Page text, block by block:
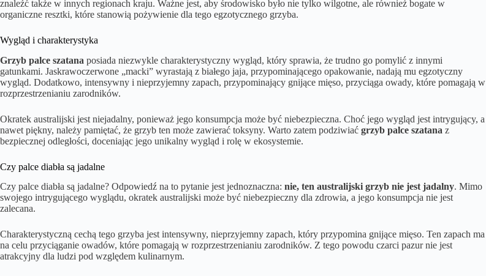
znaleźć także w innych regionach kraju. Ważne jest, aby środowisko było nie tylko wilgotne, ale również bogate w
organiczne resztki, które stanowią pożywienie dla tego egzotycznego grzyba.
Wygląd i charakterystyka
Grzyb palce szatana posiada niezwykle charakterystyczny wygląd, który sprawia, że trudno go pomylić z innymi
gatunkami. Jaskrawoczerwone „macki” wyrastają z białego jaja, przypominającego opakowanie, nadają mu egzotyczny
wygląd. Dodatkowo, intensywny i nieprzyjemny zapach, przypominający gnijące mięso, przyciąga owady, które pomagają w
rozprzestrzenianiu zarodników.
Okratek australijski jest niejadalny, ponieważ jego konsumpcja może być niebezpieczna. Choć jego wygląd jest intrygujący, a
nawet piękny, należy pamiętać, że grzyb ten może zawierać toksyny. Warto zatem podziwiać grzyb palce szatana z
bezpiecznej odległości, doceniając jego unikalny wygląd i rolę w ekosystemie.
Czy palce diabła są jadalne
Czy palce diabła są jadalne? Odpowiedź na to pytanie jest jednoznaczna: nie, ten australijski grzyb nie jest jadalny. Mimo
swojego intrygującego wyglądu, okratek australijski może być niebezpieczny dla zdrowia, a jego konsumpcja nie jest
zalecana.
Charakterystyczną cechą tego grzyba jest intensywny, nieprzyjemny zapach, który przypomina gnijące mięso. Ten zapach ma
na celu przyciąganie owadów, które pomagają w rozprzestrzenianiu zarodników. Z tego powodu czarci pazur nie jest
atrakcyjny dla ludzi pod względem kulinarnym.